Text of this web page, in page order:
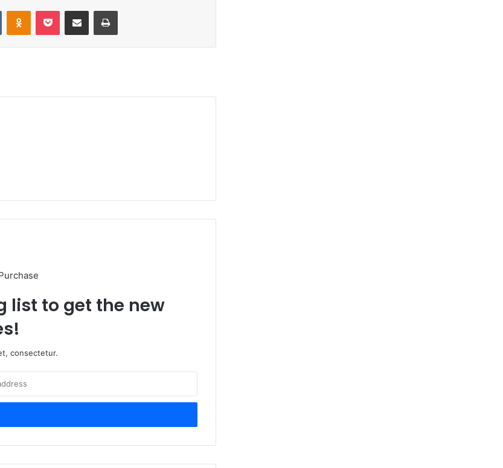
VKontakteOdnoklassniki
Pocket Share via Email
list to get the new
consectetur.